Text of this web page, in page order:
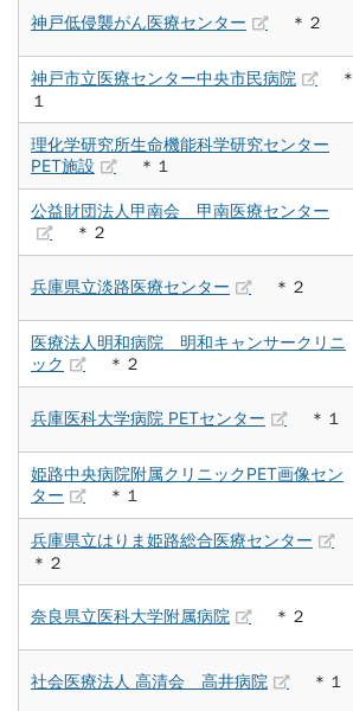
神戸低侵襲がん医療センター ＊２
神戸市立医療センター中央市民病院
＊
１
理化学研究所生命機能科学研究センター
PET施設
＊１
公益財団法人甲南会 甲南医療センター
＊２
兵庫県立淡路医療センター ＊２
医療法人明和病院 明和キャンサークリニ
ック
＊２
兵庫医科大学病院 PETセンター ＊１
姫路中央病院附属クリニックPET画像セン
ター
＊１
兵庫県立はりま姫路総合医療センター
＊２
奈良県立医科大学附属病院 ＊２
社会医療法人 高清会 高井病院 ＊１